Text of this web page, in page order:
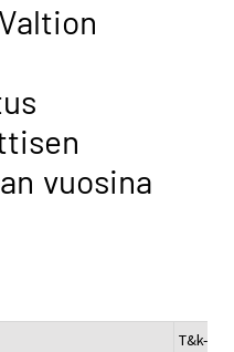
vuosina
T&k-